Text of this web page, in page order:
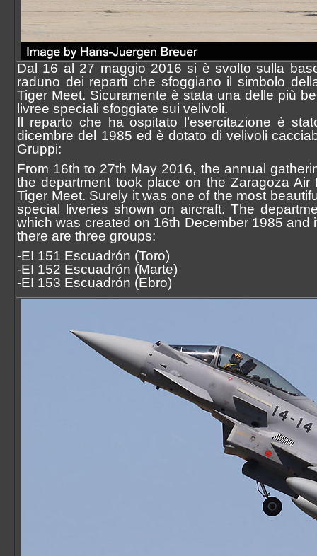
Dal 16 al 27 maggio 2016 si è svolto sulla
raduno dei reparti che sfoggiano il simbolo
Tiger Meet. Sicuramente è stata una delle più
livree speciali sfoggiate sui velivoli.
Il reparto che ha ospitato l’esercitazione è
dicembre del 1985 ed è dotato di velivoli
Gruppi:
From 16th to 27th May 2016, the annual
the department took place on the Zaragoza
Tiger Meet. Surely it was one of the most
special liveries shown on aircraft. The
which was created on 16th December 1985
there are three groups:
-EI 151 Escuadrón (Toro)
-EI 152 Escuadrón (Marte)
-EI 153 Escuadrón (Ebro)